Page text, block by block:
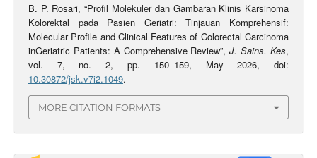
B. P. Rosari, “Profil Molekuler dan Gambaran Klinis Karsinoma
Kolorektal pada Pasien Geriatri: Tinjauan Komprehensif:
Molecular Profile and Clinical Features of Colorectal Carcinoma
inGeriatric Patients: A Comprehensive Review”,J. Sains. Kes,
vol. 7, no. 2, pp. 150–159, May 2026, doi:
10.30872/jsk.v7i2.1049.
MORE CITATION FORMATS